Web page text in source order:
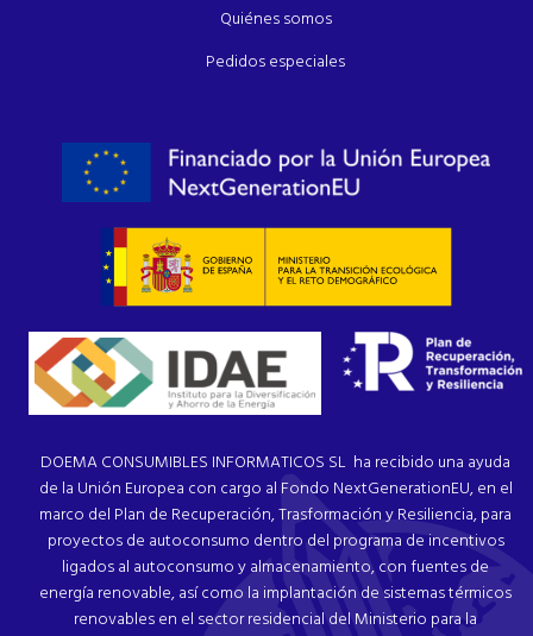
Quiénes somos
Pedidos especiales
DOEMA CONSUMIBLES INFORMATICOS SL ha recibido una ayuda
de la Unión Europea con cargo al Fondo NextGenerationEU, en el
marco del Plan de Recuperación, Trasformación y Resiliencia, para
proyectos de autoconsumo dentro del programa de incentivos
ligados al autoconsumo y almacenamiento, con fuentes de
energía renovable, así como la implantación de sistemas térmicos
renovables en el sector residencial del Ministerio para la